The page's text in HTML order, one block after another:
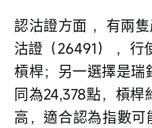
認沽證方面 ，有兩
沽證（26491） ，行
槓桿；另一選擇是
同為24,378點，槓桿
高，適合認為指數